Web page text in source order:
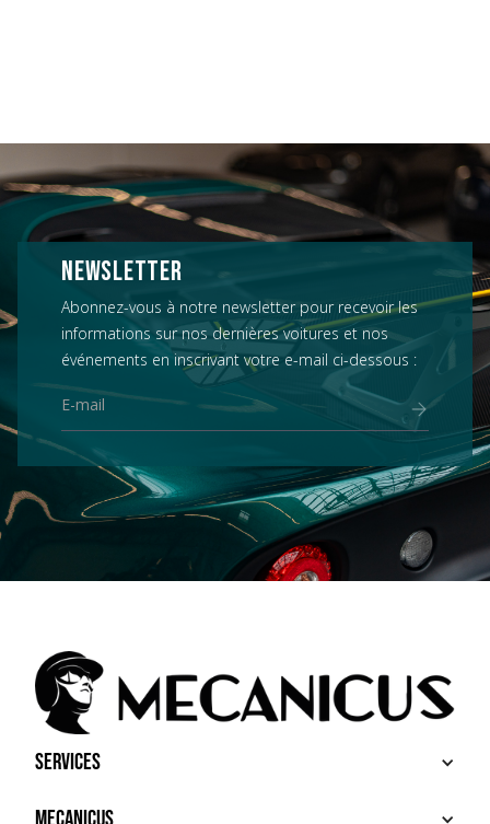
NEWSLETTER
Abonnez-vous à notre newsletter pour recevoir les
informations sur nos dernières voitures et nos
événements en inscrivant votre e-mail ci-dessous :
Services
ACHETER